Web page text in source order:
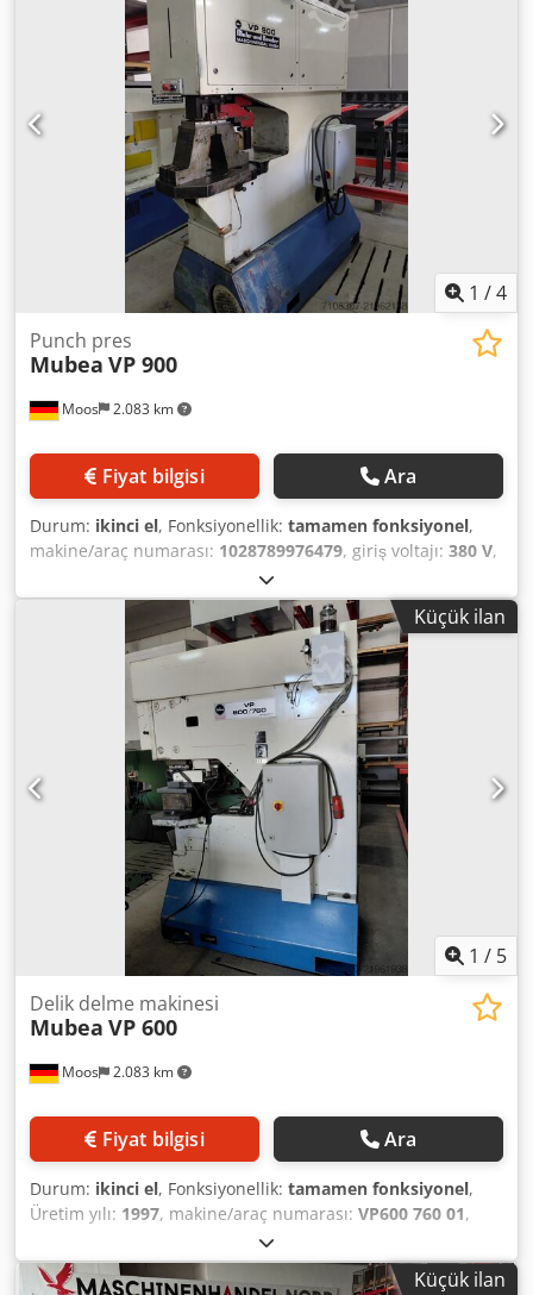
1 /4
Moos 2.083 km
Punch pres
Mubea VP 900
Fiyat bilgisi Ara
Durum: ikinci el, Fonksiyonellik: tamamen fonksiyonel,
makine/araç numarası: 1028789976479, giriş voltajı: 380 V,
, ikinci el Muhr & Bender Crsdsy Tip
Ijpfx Af Rjf Fiyat pazarlık edilebilir
Küçük ilan
1 / 5
Moos 2.083 km
Delik delme makinesi
Mubea VP 600
Fiyat bilgisi Ara
Durum: ikinci el, Fonksiyonellik: tamamen fonksiyonel,
Üretim yılı: 1997, makine/araç numarası: VP600 760 01,
İkinci el Mubea VP 600/760 Fiyat isteğe bağlı Credpfoy
Tihwjx Af Ref
Küçük ilan